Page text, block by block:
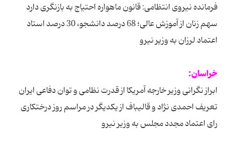
فرمانده نیروی انتظامی: قانون ماهواره احتیاج به بازنگری دارد
سهم زنان از آموزش عالی؛ 68 درصد دانشجو، 30 درصد استاد
اعتماد لرزان به وزیر نیرو
خراسان:
ابراز نگرانی وزیر خارجه آمریکا از قدرت نظامی و توان دفاعی ایران
تعریف احمدی نژاد و قالیباف از یکدیگر در مراسم روز درختکاری
رای اعتماد مجدد مجلس به وزیر نیرو